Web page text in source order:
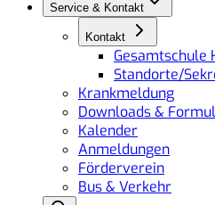
Service & Kontakt
Kontakt
Gesamtschule
Standorte/
Krankmeldung
Downloads &
Kalender
Anmeldungen
Förderverein
Bus & Verkehr